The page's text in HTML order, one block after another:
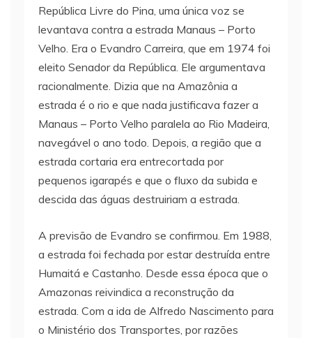
República Livre do Pina, uma única voz se
levantava contra a estrada Manaus – Porto
Velho. Era o Evandro Carreira, que em 1974 foi
eleito Senador da República. Ele argumentava
racionalmente. Dizia que na Amazônia a
estrada é o rio e que nada justificava fazer a
Manaus – Porto Velho paralela ao Rio Madeira,
navegável o ano todo. Depois, a região que a
estrada cortaria era entrecortada por
pequenos igarapés e que o fluxo da subida e
descida das águas destruiriam a estrada.
A previsão de Evandro se confirmou. Em 1988,
a estrada foi fechada por estar destruída entre
Humaitá e Castanho. Desde essa época que o
Amazonas reivindica a reconstrução da
estrada. Com a ida de Alfredo Nascimento para
o Ministério dos Transportes, por razões